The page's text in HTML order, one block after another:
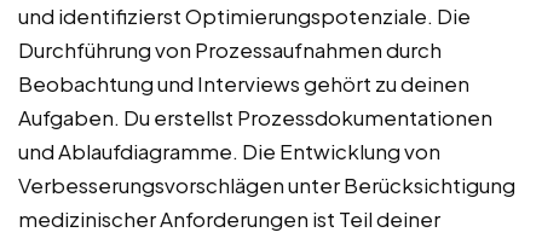
und identifizierst Optimierungspotenziale. Die
Durchführung von Prozessaufnahmen durch
Beobachtung und Interviews gehört zu deinen
Aufgaben. Du erstellst Prozessdokumentationen
und Ablaufdiagramme. Die Entwicklung von
Verbesserungsvorschlägen unter Berücksichtigung
medizinischer Anforderungen ist Teil deiner